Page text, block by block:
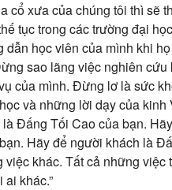
cổ xưa của chúng tôi thì sẽ
tục trong các trường đại
học viên của mình khi họ
sao lãng việc nghiên cứu
của mình. Đừng lơ là sức
và những lời dạy của kinh
Đấng Tối Cao của bạn.
Hãy để người khách là
khác. Tất cả những việc
khác.”